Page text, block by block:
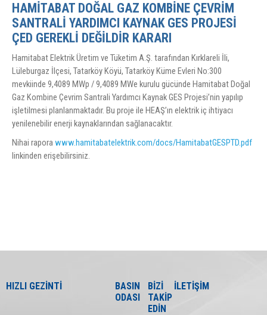
HAMİTABAT DOĞAL GAZ KOMBİNE ÇEVRİM
SANTRALİ YARDIMCI KAYNAK GES PROJESİ
ÇED GEREKLİ DEĞİLDİR KARARI
Hamitabat Elektrik Üretim ve Tüketim A.Ş. tarafından Kırklareli İli,
Lüleburgaz İlçesi, Tatarköy Köyü, Tatarköy Küme Evleri No:300
mevkiinde 9,4089 MWp / 9,4089 MWe kurulu gücünde Hamitabat Doğal
Gaz Kombine Çevrim Santrali Yardımcı Kaynak GES Projesi’nin yapılıp
işletilmesi planlanmaktadır. Bu proje ile HEAŞ’ın elektrik iç ihtiyacı
yenilenebilir enerji kaynaklarından sağlanacaktır.
Nihai rapora www.hamitabatelektrik.com/docs/HamitabatGESPTD.pdf
linkinden erişebilirsiniz.
HIZLI GEZİNTİ
BASIN
ODASI
BİZİ
TAKİP
EDİN
İLETİŞİM